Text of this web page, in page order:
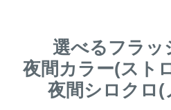
選べるフラッ
夜間カラー(スト
夜間シロクロ(